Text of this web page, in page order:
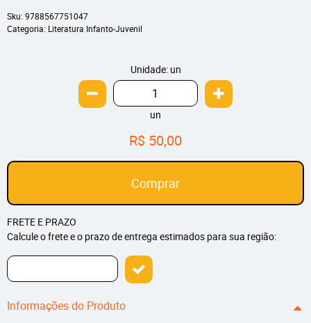
Sku: 9788567751047
Categoria: Literatura Infanto-Juvenil
Unidade: un
un
R$ 50,00
Comprar
FRETE E PRAZO
Calcule o frete e o prazo de entrega estimados para sua região:
Informações do Produto